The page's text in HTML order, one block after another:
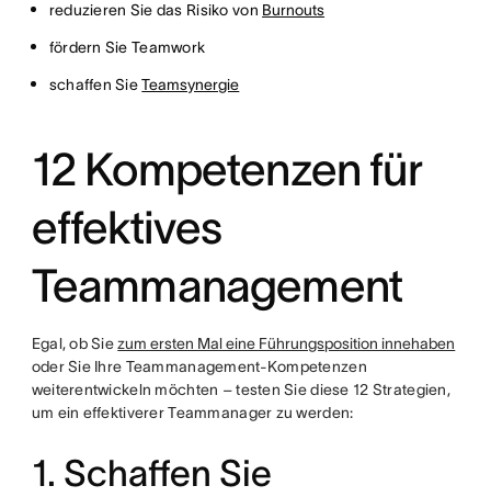
reduzieren Sie das Risiko von Burnouts
fördern Sie Teamwork
schaffen SieTeamsynergie
12 Kompetenzen für
effektives
Teammanagement
Egal, ob Siezum ersten Mal eine Führungsposition innehaben
oder Sie Ihre Teammanagement-Kompetenzen
weiterentwickeln möchten – testen Sie diese 12 Strategien,
um ein effektiverer Teammanager zu werden:
1. Schaffen Sie